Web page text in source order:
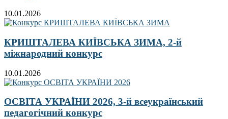
10.01.2026
КРИШТАЛЕВА КИЇВСЬКА ЗИМА, 2-й
міжнародний конкурс
10.01.2026
ОСВІТА УКРАЇНИ 2026, 3-й всеукраїнський
педагогічний конкурс